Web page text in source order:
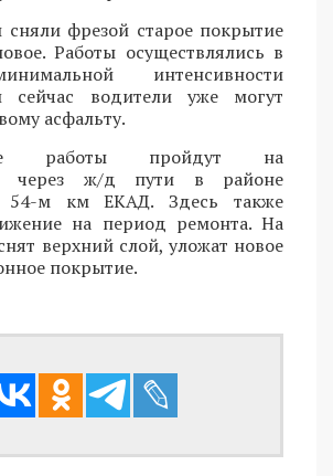
сняли фрезой старое покрытие
Работы осуществлялись в
интенсивности
сейчас водители уже могут
асфальту.
работы пройдут на
через ж/д пути в районе
54-м км ЕКАД. Здесь также
на период ремонта. На
верхний слой, уложат новое
покрытие.